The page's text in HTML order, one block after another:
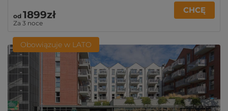
od 1899zł
Za 3 noce
CHCĘ
Obowiązuje w LATO